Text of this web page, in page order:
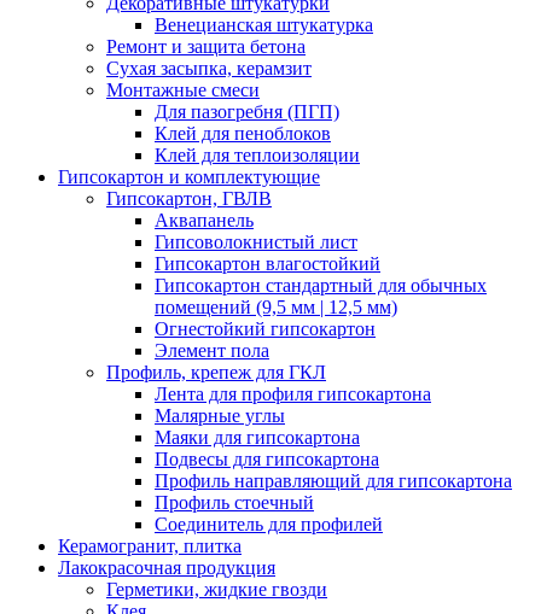
Венецианская штукатурка
Ремонт и защита бетона
Сухая засыпка, керамзит
Монтажные смеси
Для пазогребня (ПГП)
Клей для пеноблоков
Клей для теплоизоляции
Гипсокартон и комплектующие
Гипсокартон, ГВЛВ
Аквапанель
Гипсоволокнистый лист
Гипсокартон влагостойкий
Гипсокартон стандартный для обычных
помещений (9,5 мм | 12,5 мм)
Огнестойкий гипсокартон
Элемент пола
Профиль, крепеж для ГКЛ
Лента для профиля гипсокартона
Малярные углы
Маяки для гипсокартона
Подвесы для гипсокартона
Профиль направляющий для гипсокартона
Профиль стоечный
Соединитель для профилей
Керамогранит, плитка
Лакокрасочная продукция
Герметики, жидкие гвозди